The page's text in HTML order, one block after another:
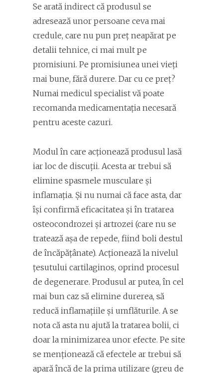
Se arată indirect că produsul se
adresează unor persoane ceva mai
credule, care nu pun preț neapărat pe
detalii tehnice, ci mai mult pe
promisiuni. Pe promisiunea unei vieți
mai bune, fără durere. Dar cu ce preț?
Numai medicul specialist vă poate
recomanda medicamentația necesară
pentru aceste cazuri.
Modul în care acționează produsul lasă
iar loc de discuții. Acesta ar trebui să
elimine spasmele musculare și
inflamația. Și nu numai că face asta, dar
își confirmă eficacitatea și în tratarea
osteocondrozei și artrozei (care nu se
tratează așa de repede, fiind boli destul
de încăpățânate). Acționează la nivelul
țesutului cartilaginos, oprind procesul
de degenerare. Produsul ar putea, în cel
mai bun caz să elimine durerea, să
reducă inflamațiile și umflăturile. A se
nota că asta nu ajută la tratarea bolii, ci
doar la minimizarea unor efecte. Pe site
se menționează că efectele ar trebui să
apară încă de la prima utilizare (greu de